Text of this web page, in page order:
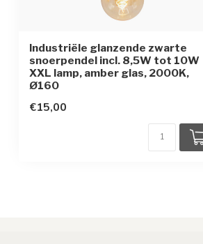
Industriële glanzende zwarte
snoerpendel incl. 8,5W tot 10W
XXL lamp, amber glas, 2000K,
Ø160
€15,00